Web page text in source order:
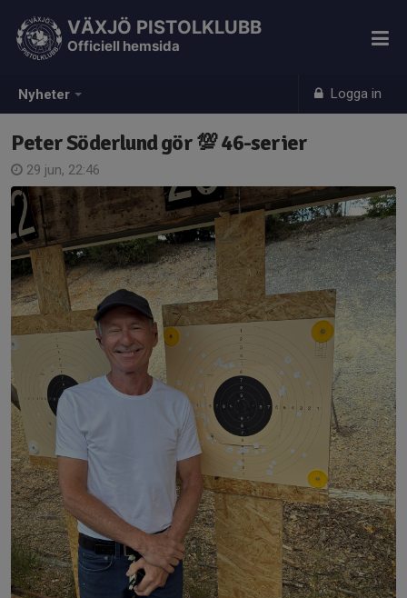
Nyheter Logga in
VÄXJÖ PISTOLKLUBB
Officiell hemsida
Peter Söderlund gör 💯 46-serier
29 jun, 22:46